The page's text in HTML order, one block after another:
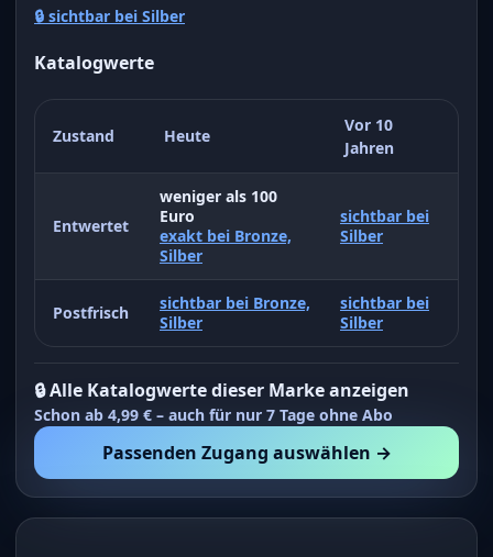
🔒 sichtbar bei Silber
Katalogwerte
Zustand Heute
Vor 10
Jahren
Entwertet
weniger als 100
Euro
exakt bei Bronze,
Silber
sichtbar bei
Silber
Postfrisch
sichtbar bei Bronze,
Silber
sichtbar bei
Silber
🔒 Alle Katalogwerte dieser Marke anzeigen
Schon ab 4,99 € – auch für nur 7 Tage ohne Abo
Passenden Zugang auswählen →